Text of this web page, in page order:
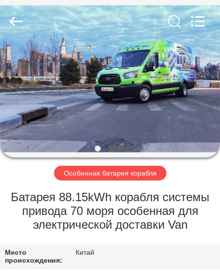
ДОМ
ПРОДУКТЫ
VR
-
ШОУ
НАС
ПУТЕШЕСТВИЕ
New
Energy
Technology
Co,.Ltd..
All
Reserved.
Особенная батарея корабля
Батарея 88.15kWh корабля системы
привода 70 моря особенная для
электрической доставки Van
Место
происхождения:
Китай